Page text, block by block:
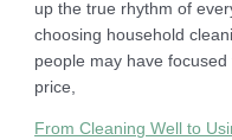
up the true rhythm of
choosing household
people may have
price,
From Cleaning Well to